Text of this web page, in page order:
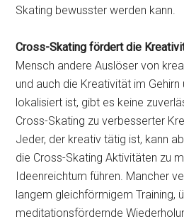
Skating bewusster werden kann.
Cross-Skating fördert die
Mensch andere Auslöser von
und auch die Kreativität im Gehirn
lokalisiert ist, gibt es keine
Cross-Skating zu verbesserter
Jeder, der kreativ tätig ist, kann
die Cross-Skating Aktivitäten zu
Ideenreichtum führen. Mancher
langem gleichförmigem Training,
meditationsfördernde